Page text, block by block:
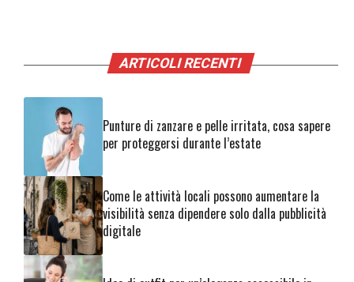
ARTICOLI RECENTI
Punture di zanzare e pelle irritata, cosa sapere
per proteggersi durante l’estate
Come le attività locali possono aumentare la
visibilità senza dipendere solo dalla pubblicità
digitale